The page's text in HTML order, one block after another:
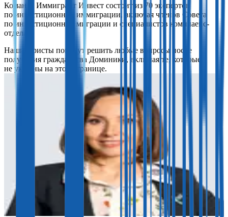
Команда Иммигрант Инвест состоит из 70 экспертов
по инвестиционной иммиграции, включая членов Совета
по инвестиционной миграции и специалистов комплаенс-
отдела.
Наши юристы помогут решить любые вопросы после
получения гражданства Доминики, включая те, которые
не указаны на этой странице.